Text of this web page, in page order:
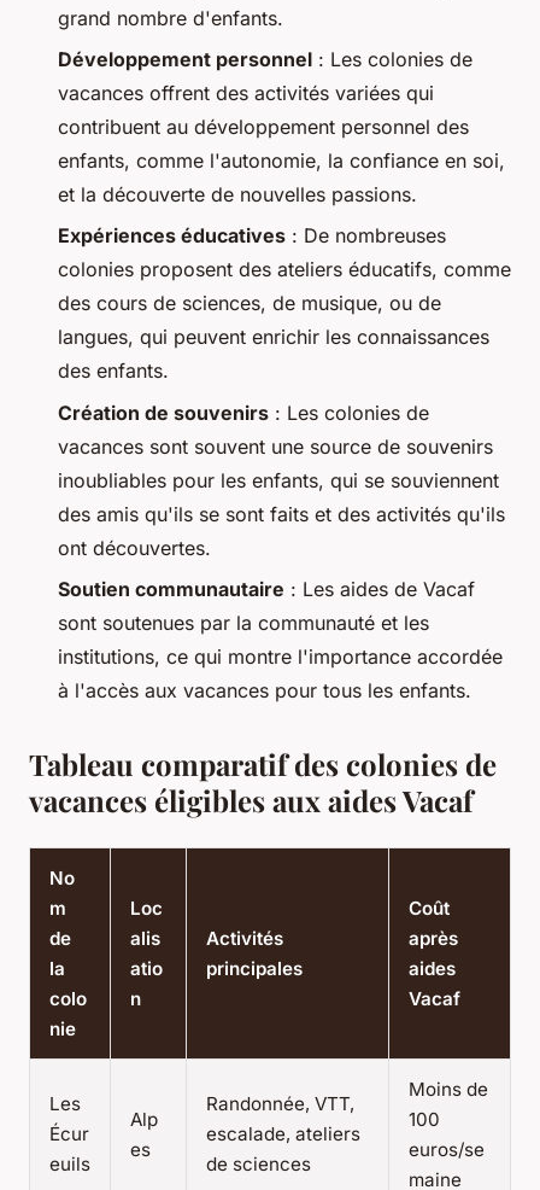
grand nombre d'enfants.
Développement personnel : Les colonies de
vacances offrent des activités variées qui
contribuent au développement personnel des
enfants, comme l'autonomie, la confiance en soi,
et la découverte de nouvelles passions.
Expériences éducatives : De nombreuses
colonies proposent des ateliers éducatifs, comme
des cours de sciences, de musique, ou de
langues, qui peuvent enrichir les connaissances
des enfants.
Création de souvenirs : Les colonies de
vacances sont souvent une source de souvenirs
inoubliables pour les enfants, qui se souviennent
des amis qu'ils se sont faits et des activités qu'ils
ont découvertes.
Soutien communautaire : Les aides de Vacaf
sont soutenues par la communauté et les
institutions, ce qui montre l'importance accordée
à l'accès aux vacances pour tous les enfants.
Tableau comparatif des colonies de
vacances éligibles aux aides Vacaf
No
m
de
la
colo
nie
Loc
alis
atio
n
Activités
principales
Coût
après
aides
Vacaf
Les
Écur
euils
Alp
es
Randonnée, VTT,
escalade, ateliers
de sciences
Moins de
100
euros/se
maine